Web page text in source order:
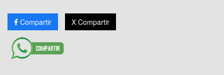
Compartir X Compartir